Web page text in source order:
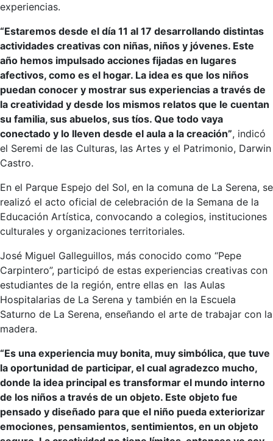
experiencias.
“Estaremos desde el día 11 al 17 desarrollando distintas
actividades creativas con niñas, niños y jóvenes. Este
año hemos impulsado acciones fijadas en lugares
afectivos, como es el hogar. La idea es que los niños
puedan conocer y mostrar sus experiencias a través de
la creatividad y desde los mismos relatos que le cuentan
su familia, sus abuelos, sus tíos. Que todo vaya
conectado y lo lleven desde el aula a la creación”, indicó
el Seremi de las Culturas, las Artes y el Patrimonio, Darwin
Castro.
En el Parque Espejo del Sol, en la comuna de La Serena, se
realizó el acto oficial de celebración de la Semana de la
Educación Artística, convocando a colegios, instituciones
culturales y organizaciones territoriales.
José Miguel Galleguillos, más conocido como “Pepe
Carpintero”, participó de estas experiencias creativas con
estudiantes de la región, entre ellas en las Aulas
Hospitalarias de La Serena y también en la Escuela
Saturno de La Serena, enseñando el arte de trabajar con la
madera.
“Es una experiencia muy bonita, muy simbólica, que tuve
la oportunidad de participar, el cual agradezco mucho,
donde la idea principal es transformar el mundo interno
de los niños a través de un objeto. Este objeto fue
pensado y diseñado para que el niño pueda exteriorizar
emociones, pensamientos, sentimientos, en un objeto